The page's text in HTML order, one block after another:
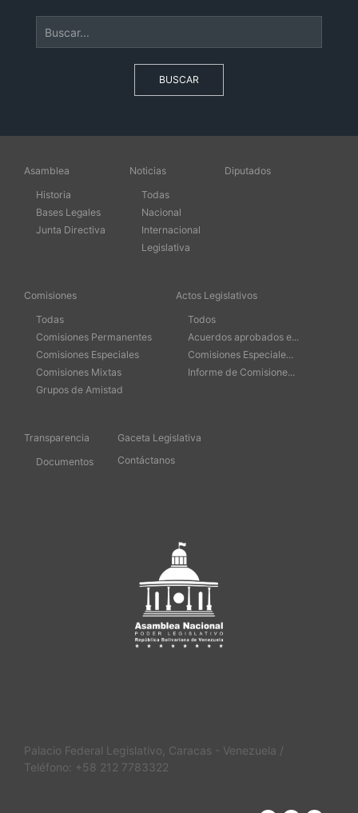
BUSCAR
Asamblea
Historia
Bases Legales
Junta Directiva
Noticias
Todas
Nacional
Internacional
Legislativa
Diputados
Comisiones
Todas
Comisiones Permanentes
Comisiones Especiales
Comisiones Mixtas
Grupos de Amistad
Actos Legislativos
Todos
Acuerdos aprobados e...
Comisiones Especiale...
Informe de Comisione...
Transparencia
Documentos
Gaceta Legislativa
Contáctanos
Palacio Federal Legislativo, Caracas - Venezuela /
Teléfono: +58 212 7783322